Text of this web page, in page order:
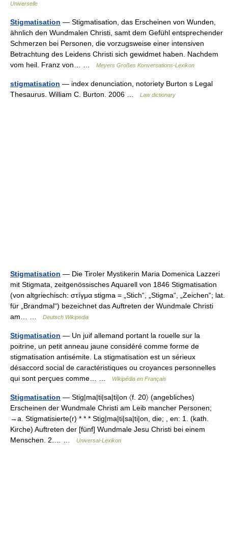
Universelle
Stigmatisation — Stigmatisation, das Erscheinen von Wunden,
ähnlich den Wundmalen Christi, samt dem Gefühl entsprechender
Schmerzen bei Personen, die vorzugsweise einer intensiven
Betrachtung des Leidens Christi sich gewidmet haben. Nachdem
vom heil. Franz von… …
Meyers Großes Konversations-Lexikon
stigmatisation — index denunciation, notoriety Burton s Legal
Thesaurus. William C. Burton. 2006 …
Law dictionary
Stigmatisation — Die Tiroler Mystikerin Maria Domenica Lazzeri
mit Stigmata, zeitgenössisches Aquarell von 1846 Stigmatisation
(von altgriechisch: στíγμα stigma = „Stich“, „Stigma“, „Zeichen“; lat.
für „Brandmal“) bezeichnet das Auftreten der Wundmale Christi
am… …
Deutsch Wikipedia
Stigmatisation — Un juif allemand portant la rouelle sur la
poitrine, un petit anneau jaune considéré comme forme de
stigmatisation antisémite. La stigmatisation est un sérieux
désaccord social de caractéristiques ou croyances personnelles
qui sont perçues comme… …
Wikipédia en Français
Stigmatisation — Stig|ma|ti|sa|ti|on 〈f. 20〉 (angebliches)
Erscheinen der Wundmale Christi am Leib mancher Personen;
→a. Stigmatisierte(r) * * * Stig|ma|ti|sa|ti|on, die; , en: 1. (kath.
Kirche) Auftreten der [fünf] Wundmale Jesu Christi bei einem
Menschen. 2.… …
Universal-Lexikon